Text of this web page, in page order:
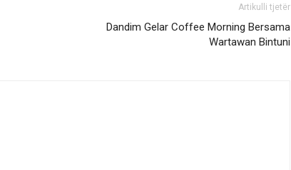
Artikulli tjetër
Dandim Gelar Coffee Morning Bersama
Wartawan Bintuni